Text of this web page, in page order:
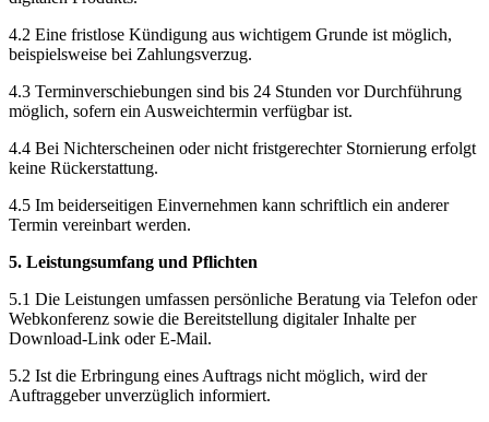
4.2 Eine fristlose Kündigung aus wichtigem Grunde ist möglich,
beispielsweise bei Zahlungsverzug.
4.3 Terminverschiebungen sind bis 24 Stunden vor Durchführung
möglich, sofern ein Ausweichtermin verfügbar ist.
4.4 Bei Nichterscheinen oder nicht fristgerechter Stornierung erfolgt
keine Rückerstattung.
4.5 Im beiderseitigen Einvernehmen kann schriftlich ein anderer
Termin vereinbart werden.
5. Leistungsumfang und Pflichten
5.1 Die Leistungen umfassen persönliche Beratung via Telefon oder
Webkonferenz sowie die Bereitstellung digitaler Inhalte per
Download-Link oder E-Mail.
5.2 Ist die Erbringung eines Auftrags nicht möglich, wird der
Auftraggeber unverzüglich informiert.